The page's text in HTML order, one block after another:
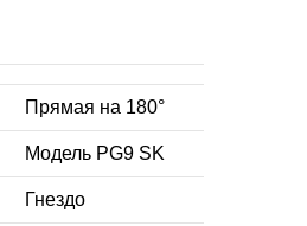
Прямая на 180°
Модель PG9 SK
Гнездо